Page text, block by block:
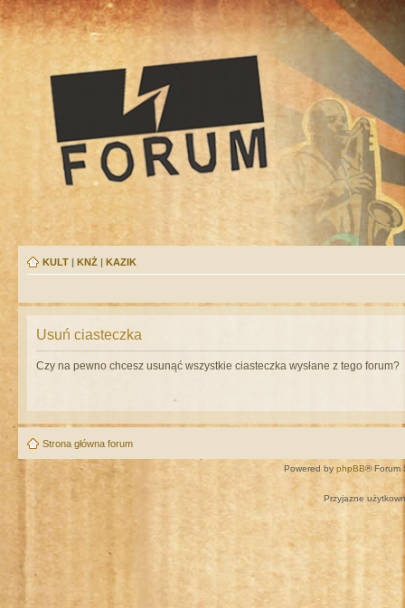
KULT | KNŻ | KAZIK
Usuń ciasteczka
Czy na pewno chcesz usunąć wszystkie ciasteczka wysłane z tego forum?
Strona główna forum
Powered by phpBB® Forum
Przyjazne